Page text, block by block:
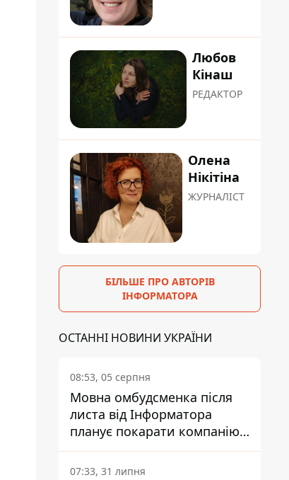
Любов
Кінаш
РЕДАКТОР
Олена
Нікітіна
ЖУРНАЛІСТ
БІЛЬШЕ ПРО АВТОРІВ
ІНФОРМАТОРА
ОСТАННІ НОВИНИ УКРАЇНИ
08:53, 05 серпня
Мовна омбудсменка після
листа від Інформатора
планує покарати компанію-
підрядника ПриватБанку
07:33, 31 липня